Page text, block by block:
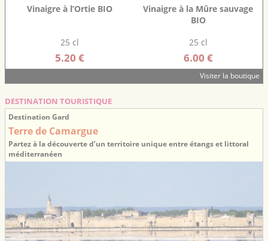
Vinaigre à l’Ortie BIO
25 cl
5.20 €
Vinaigre à la Mûre sauvage
BIO
25 cl
6.00 €
Visiter la boutique
DESTINATION TOURISTIQUE
Destination Gard
Terre de Camargue
Partez à la découverte d’un territoire unique entre étangs et littoral
méditerranéen